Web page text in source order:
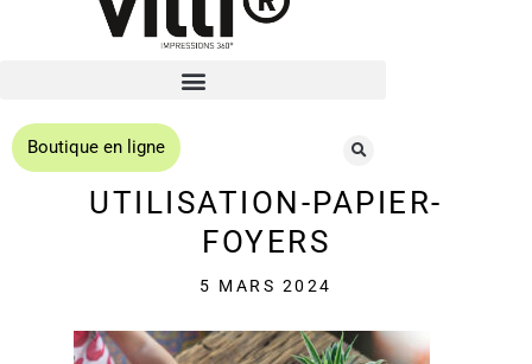
Boutique en ligne
UTILISATION-PAPIER-
FOYERS
5 MARS 2024